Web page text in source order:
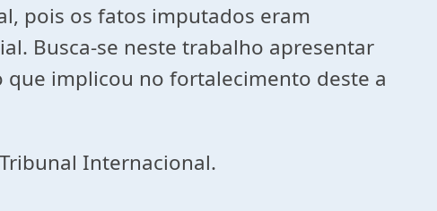
pois os fatos imputados eram
Busca-se neste trabalho apresentar
implicou no fortalecimento deste a
Internacional.